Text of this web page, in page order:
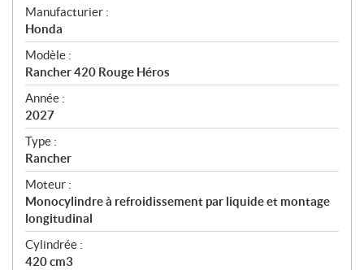
S
p
é
c
i
f
i
c
a
t
i
o
n
s
Manufacturier :
Honda
Modèle :
Rancher 420 Rouge Héros
Année :
2027
Type :
Rancher
Moteur :
Monocylindre à refroidissement par liquide et montage
longitudinal
Cylindrée :
420 cm3